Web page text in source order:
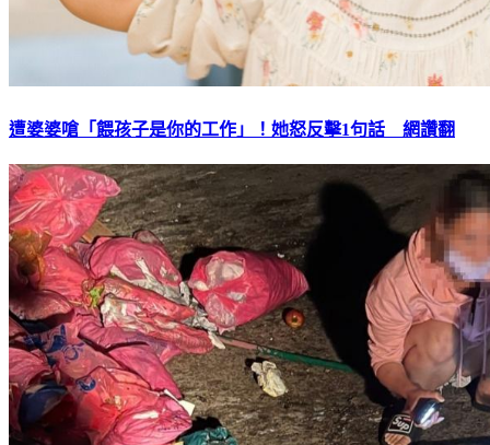
遭婆婆嗆「餵孩子是你的工作」！她怒反擊1句話 網讚翻